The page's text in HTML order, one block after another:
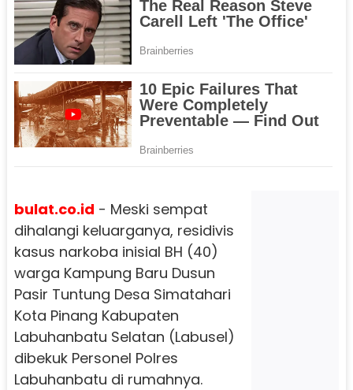
bulat.co.id - Meski sempat
dihalangi keluarganya, residivis
kasus narkoba inisial BH (40)
warga Kampung Baru Dusun
Pasir Tuntung Desa Simatahari
Kota Pinang Kabupaten
Labuhanbatu Selatan (Labusel)
dibekuk Personel Polres
Labuhanbatu di rumahnya.